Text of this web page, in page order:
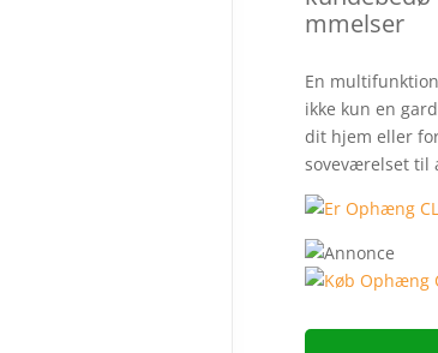
mmelser
En
ikke kun en
dit hjem eller
soveværelset til